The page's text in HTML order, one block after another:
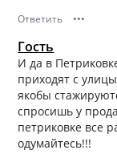
Ответить •••
Гость
И да в
приходят с
якобы
спросишь у
петриковке все
одумайтесь!!!